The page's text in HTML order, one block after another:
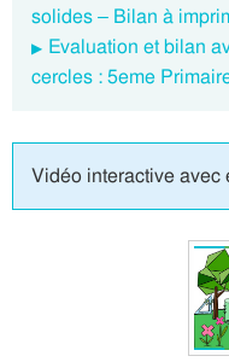
solides – Bilan à
Evaluation et bilan
cercles : 5eme
Vidéo interactive avec